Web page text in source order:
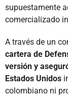
supuestamente
comercializado
A través de un
cartera de
versión y
Estados Unidos
colombiano ni